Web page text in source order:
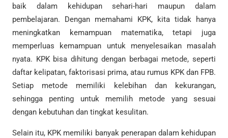
baik dalam kehidupan sehari-hari maupun dalam
pembelajaran. Dengan memahami KPK, kita tidak hanya
meningkatkan kemampuan matematika, tetapi juga
memperluas kemampuan untuk menyelesaikan masalah
nyata. KPK bisa dihitung dengan berbagai metode, seperti
daftar kelipatan, faktorisasi prima, atau rumus KPK dan FPB.
Setiap metode memiliki kelebihan dan kekurangan,
sehingga penting untuk memilih metode yang sesuai
dengan kebutuhan dan tingkat kesulitan.
Selain itu, KPK memiliki banyak penerapan dalam kehidupan